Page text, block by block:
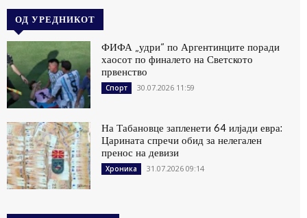
ОД УРЕДНИКОТ
ФИФА „удри“ по Аргентинците поради
хаосот по финалето на Светското
првенство
Спорт 30.07.2026 11:59
На Табановце запленети 64 илјади евра:
Царината спречи обид за нелегален
пренос на девизи
Хроника 31.07.2026 09:14